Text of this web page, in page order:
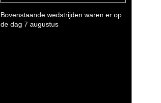
Bovenstaande wedstrijden waren er op
de dag 7 augustus